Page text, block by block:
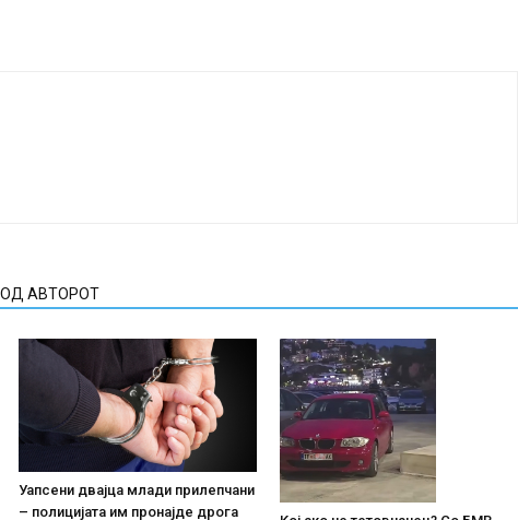
ОД АВТОРОТ
Уапсени двајца млади прилепчани
– полицијата им пронајде дpoга